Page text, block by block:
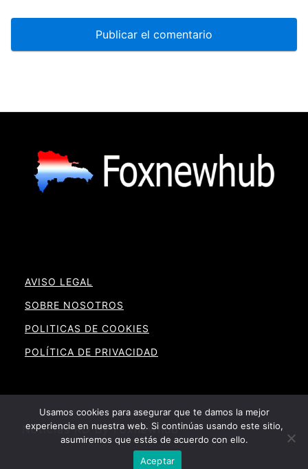
AVISO LEGAL
SOBRE NOSOTROS
POLITICAS DE COOKIES
POLÍTICA DE PRIVACIDAD
Noticias RD By Foxnewhub
Usamos cookies para asegurar que te damos la mejor
experiencia en nuestra web. Si continúas usando este sitio,
asumiremos que estás de acuerdo con ello.
Aceptar